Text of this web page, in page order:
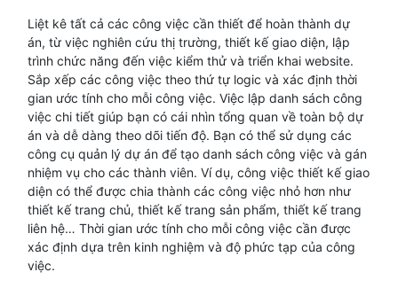
Liệt kê tất cả các công việc cần thiết để hoàn thành dự
án, từ việc nghiên cứu thị trường, thiết kế giao diện, lập
trình chức năng đến việc kiểm thử và triển khai website.
Sắp xếp các công việc theo thứ tự logic và xác định thời
gian ước tính cho mỗi công việc. Việc lập danh sách công
việc chi tiết giúp bạn có cái nhìn tổng quan về toàn bộ dự
án và dễ dàng theo dõi tiến độ. Bạn có thể sử dụng các
công cụ quản lý dự án để tạo danh sách công việc và gán
nhiệm vụ cho các thành viên. Ví dụ, công việc thiết kế giao
diện có thể được chia thành các công việc nhỏ hơn như
thiết kế trang chủ, thiết kế trang sản phẩm, thiết kế trang
liên hệ… Thời gian ước tính cho mỗi công việc cần được
xác định dựa trên kinh nghiệm và độ phức tạp của công
việc.